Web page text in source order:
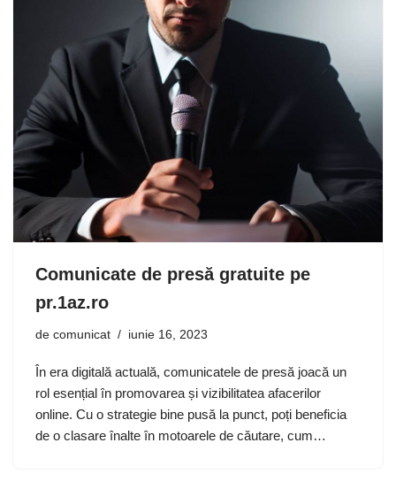
Comunicate de presă gratuite pe
pr.1az.ro
de comunicat iunie 16, 2023
În era digitală actuală, comunicatele de presă joacă un
rol esențial în promovarea și vizibilitatea afacerilor
online. Cu o strategie bine pusă la punct, poți beneficia
de o clasare înalte în motoarele de căutare, cum…